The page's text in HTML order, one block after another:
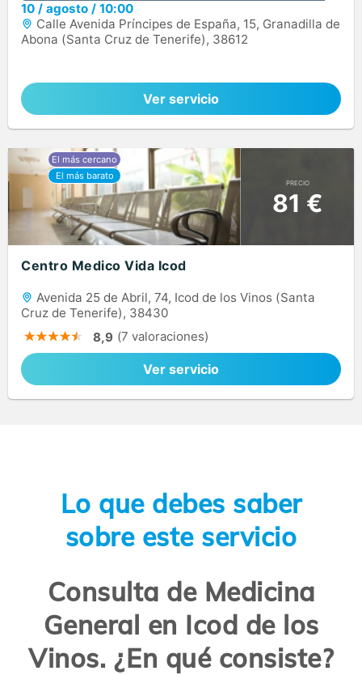
10 / agosto / 10:00
Calle Avenida Príncipes de España, 15, Granadilla de
Abona (Santa Cruz de Tenerife), 38612
Ver servicio
PRECIO
81 €
Centro Medico Vida Icod
Avenida 25 de Abril, 74, Icod de los Vinos (Santa
Cruz de Tenerife), 38430
8,9 (7 valoraciones)
Ver servicio
Lo que debes saber
sobre este servicio
Consulta de Medicina
General en Icod de los
Vinos. ¿En qué consiste?